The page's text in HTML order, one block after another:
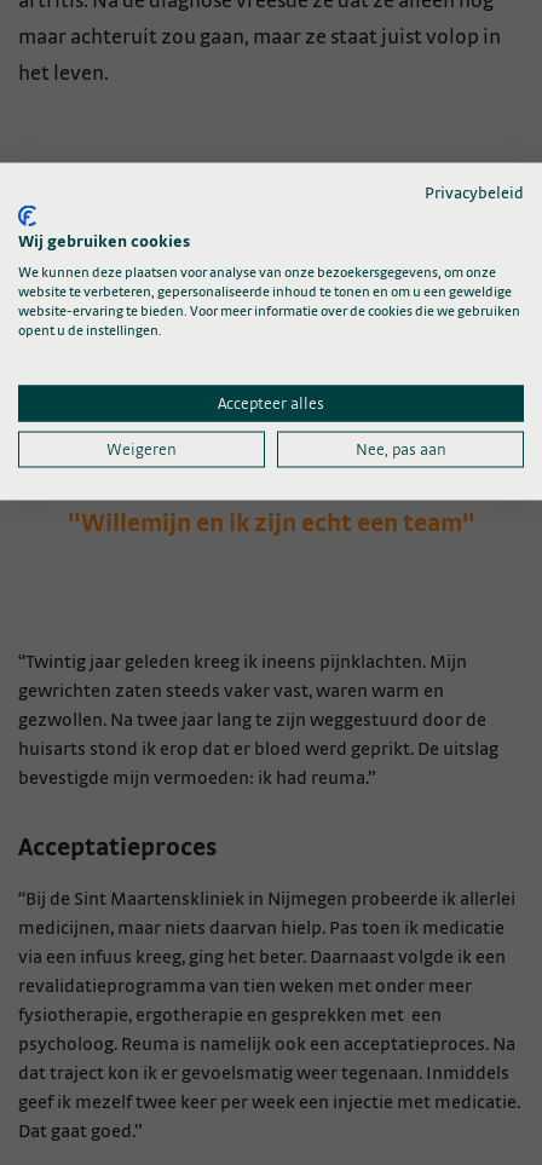
maar achteruit zou gaan, maar ze staat juist volop in
het leven.
"Willemijn en ik zijn echt een team"
“Twintig jaar geleden kreeg ik ineens pijnklachten. Mijn
gewrichten zaten steeds vaker vast, waren warm en
gezwollen. Na twee jaar lang te zijn weggestuurd door de
huisarts stond ik erop dat er bloed werd geprikt. De uitslag
bevestigde mijn vermoeden: ik had reuma.”
Acceptatieproces
“Bij de Sint Maartenskliniek in Nijmegen probeerde ik allerlei
medicijnen, maar niets daarvan hielp. Pas toen ik medicatie
via een infuus kreeg, ging het beter. Daarnaast volgde ik een
revalidatieprogramma van tien weken met onder meer
fysiotherapie, ergotherapie en gesprekken met een
psycholoog. Reuma is namelijk ook een acceptatieproces. Na
dat traject kon ik er gevoelsmatig weer tegenaan. Inmiddels
geef ik mezelf twee keer per week een injectie met medicatie.
Dat gaat goed.”
Privacybeleid
Wij gebruiken cookies
We kunnen deze plaatsen voor analyse van onze bezoekersgegevens, om onze
website te verbeteren, gepersonaliseerde inhoud te tonen en om u een geweldige
website-ervaring te bieden. Voor meer informatie over de cookies die we gebruiken
opent u de instellingen.
Accepteer alles
Weigeren Nee, pas aan